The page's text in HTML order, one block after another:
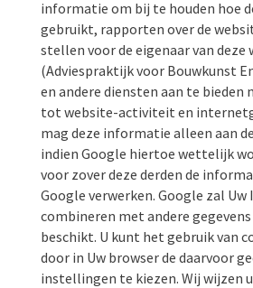
informatie om bij te houden hoe
gebruikt, rapporten over de
stellen voor de eigenaar van deze
(Adviespraktijk voor Bouwkunst
en andere diensten aan te
tot website-activiteit en
mag deze informatie alleen aan
indien Google hiertoe wettelijk
voor zover deze derden de
Google verwerken. Google zal Uw
combineren met andere
beschikt. U kunt het gebruik van
door in Uw browser de daarvoor
instellingen te kiezen. Wij wijzen